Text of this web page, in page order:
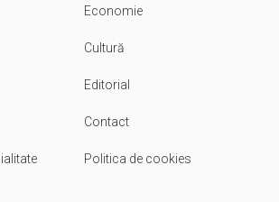
Economie
Cultură
Editorial
Contact
Politica de cookies